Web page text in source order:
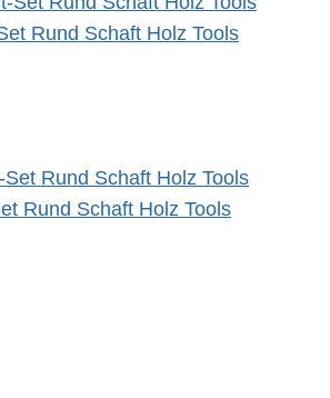
Rund Schaft Holz Tools
Rund Schaft Holz Tools